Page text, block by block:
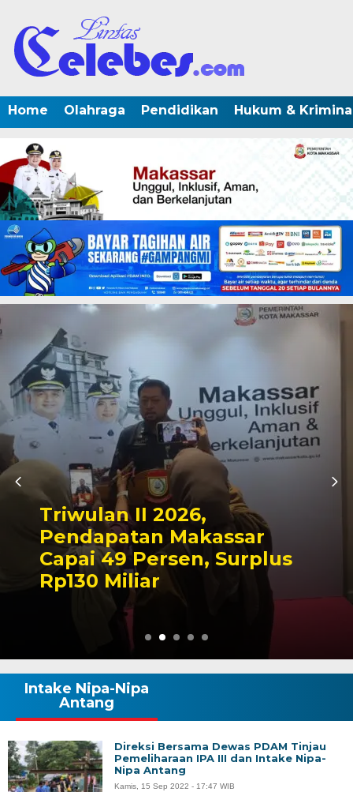
Home Olahraga Pendidikan Hukum &
Kapolres Wajo Ziarah ke
Makam La Maddukkelleng,
Tegaskan Komitmen
Mengabdi untuk Tanah
Wajo
Intake Nipa-Nipa
Antang
Direksi Bersama Dewas PDAM Tinjau
Pemeliharaan IPA III dan Intake Nipa-
Nipa Antang
Kamis, 15 Sep 2022 - 17:47 WIB